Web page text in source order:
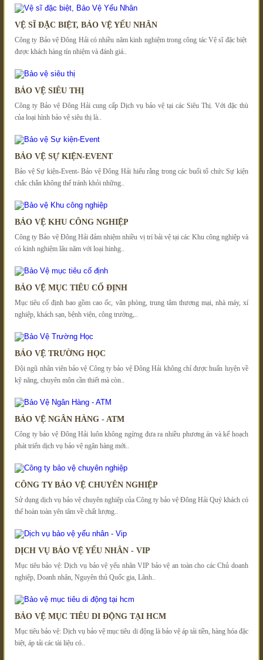
VỆ SĨ ĐẶC BIỆT, BẢO VỆ YẾU NHÂN
Công ty Bảo vệ Đông Hải có nhiều năm kinh nghiệm trong công tác Vệ sĩ đặc biệt
được khách hàng tín nhiệm và đánh giá..
BẢO VỆ SIÊU THỊ
Công ty Bảo vệ Đông Hải cung cấp Dịch vụ bảo vệ tại các Siêu Thị. Với đặc thù
của loại hình bảo vệ siêu thị là..
BẢO VỆ SỰ KIỆN-EVENT
Bảo vệ Sự kiện-Event- Bảo vệ Đông Hải hiểu rằng trong các buổi tổ chức Sự kiện
chắc chắn không thể tránh khỏi những..
BẢO VỆ KHU CÔNG NGHIỆP
Công ty Bảo vệ Đông Hải đảm nhiệm nhiều vị trí bải vệ tại các Khu công nghiệp và
có kinh nghiệm lâu năm với loại hinhg..
BẢO VỆ MỤC TIÊU CỐ ĐỊNH
Mục tiêu cố định bao gồm cao ốc, văn phòng, trung tâm thương mại, nhà máy, xí
nghiệp, khách sạn, bệnh viện, công trường,..
BẢO VỆ TRƯỜNG HỌC
Đội ngũ nhân viên bảo vệ Công ty bảo vệ Đông Hải không chỉ được huấn luyện về
kỹ năng, chuyên môn cần thiết mà còn..
BẢO VỆ NGÂN HÀNG - ATM
Công ty bảo vệ Đông Hải luôn không ngừng đưa ra nhiều phương án và kế hoạch
phát triển dịch vụ bảo vệ ngân hàng mới..
CÔNG TY BẢO VỆ CHUYÊN NGHIỆP
Sử dụng dịch vụ bảo vệ chuyên nghiệp của Công ty bảo vệ Đông Hải Quý khách có
thể hoàn toàn yên tâm về chất lượng..
DỊCH VỤ BẢO VỆ YẾU NHÂN - VIP
Mục tiêu bảo vệ: Dịch vụ bảo vệ yếu nhân VIP bảo vệ an toàn cho các Chủ doanh
nghiệp, Doanh nhân, Nguyên thủ Quốc gia, Lãnh..
BẢO VỆ MỤC TIÊU DI ĐỘNG TẠI HCM
Mục tiêu bảo vệ: Dịch vụ bảo vệ mục tiêu di động là bảo vệ áp tải tiền, hàng hóa đặc
biệt, áp tải các tài liệu có..